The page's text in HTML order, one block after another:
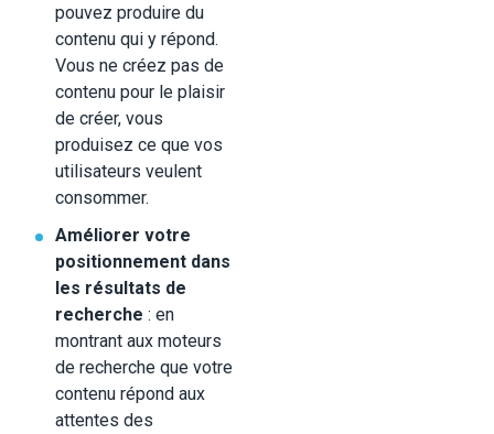
pouvez produire du
contenu qui y répond.
Vous ne créez pas de
contenu pour le plaisir
de créer, vous
produisez ce que vos
utilisateurs veulent
consommer.
Améliorer votre
positionnement dans
les résultats de
recherche : en
montrant aux moteurs
de recherche que votre
contenu répond aux
attentes des